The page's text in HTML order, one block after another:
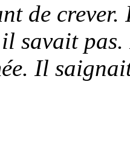
de
savait
Il